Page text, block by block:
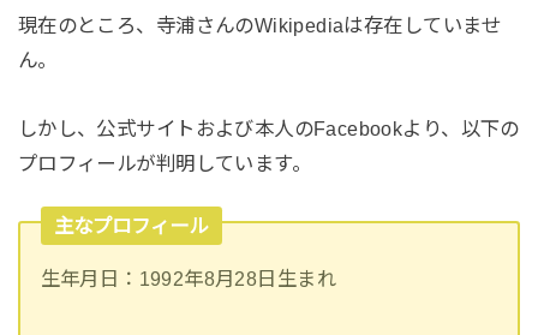
現在のところ、寺浦さんのWikipediaは存在していませ
ん。
しかし、公式サイトおよび本人のFacebookより、以下の
プロフィールが判明しています。
主なプロフィール
生年月日：1992年8月28日生まれ